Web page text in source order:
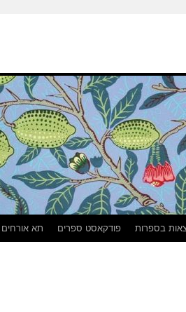
בספרות פודקאסט ספרים תא אורחים